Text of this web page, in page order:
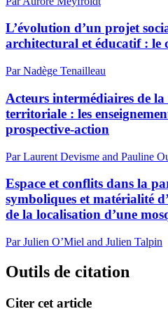
L’évolution d’un projet
architectural et éducatif : le
Par Nadège Tenailleau
Acteurs intermédiaires de
territoriale : les
prospective-action
Par Laurent Devisme and Pauline
Espace et conflits dans la
symboliques et matérialité
de la localisation d’une
Par Julien O’Miel and Julien Talpin
Outils de citation
Citer cet article